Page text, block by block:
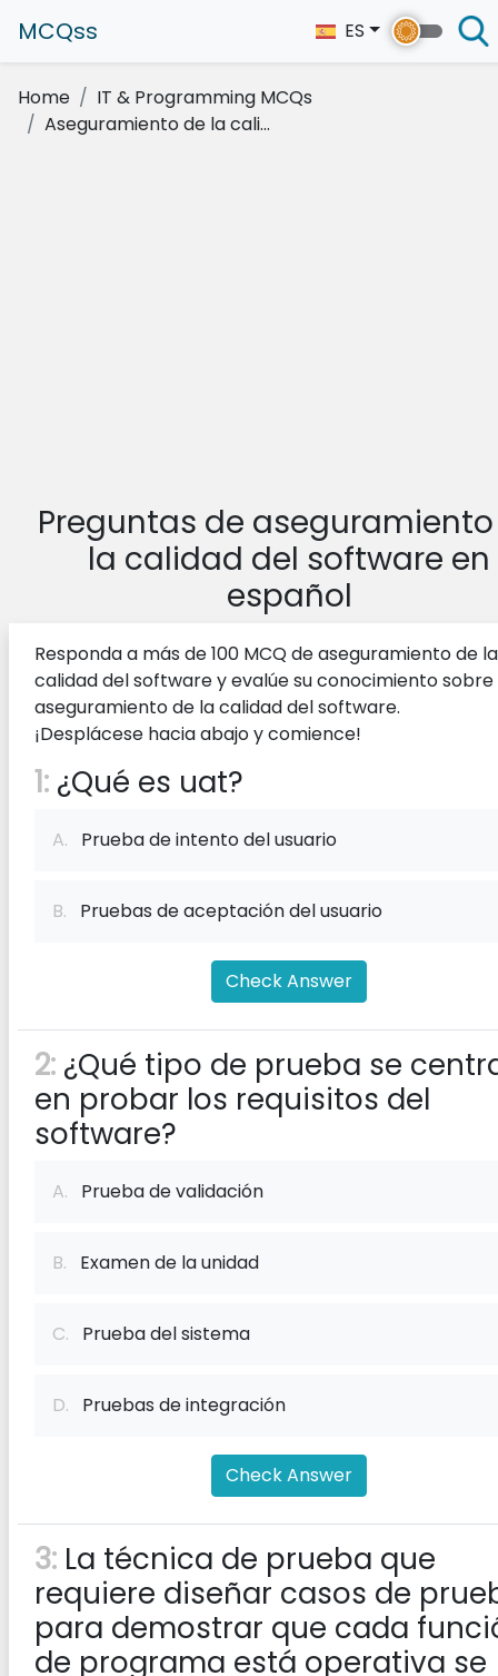
MCQss ES
Home
IT & Programming MCQs
Aseguramiento de la cali...
Preguntas de
la calidad del software en
español
Responda a más de 100 MCQ de aseguramiento de la
calidad del software y evalúe su conocimiento sobre
aseguramiento de la calidad del software.
¡Desplácese hacia abajo y comience!
1: ¿Qué es uat?
A. Prueba de intento del usuario
B. Pruebas de aceptación del usuario
Check Answer
2: ¿Qué tipo de prueba se
en probar los requisitos del
software?
A. Prueba de validación
B. Examen de la unidad
C. Prueba del sistema
D. Pruebas de integración
Check Answer
3: La técnica de prueba que
requiere diseñar casos de
para demostrar que cada
de programa está operativa se